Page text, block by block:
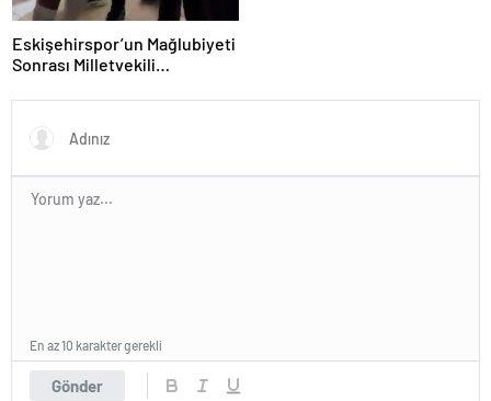
Eskişehirspor’un Mağlubiyeti
Sonrası Milletvekili
Gönder
En az 10 karakter gerekli